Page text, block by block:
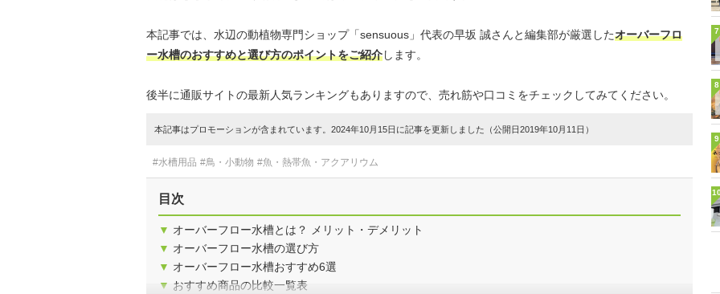
本記事では、水辺の動植物専門ショップ「sensuous」代表の早坂 誠さんと編集部が厳選したオーバーフロ
ー水槽のおすすめと選び方のポイントをご紹介します。
後半に通販サイトの最新人気ランキングもありますので、売れ筋や口コミをチェックしてみてください。
本記事はプロモーションが含まれています。2024年10月15日に記事を更新しました（公開日2019年10月11日）
#水槽用品 #鳥・小動物 #魚・熱帯魚・アクアリウム
目次
▼ オーバーフロー水槽とは？ メリット・デメリット
▼ オーバーフロー水槽の選び方
▼ オーバーフロー水槽おすすめ6選
▼ おすすめ商品の比較一覧表
7
8
9